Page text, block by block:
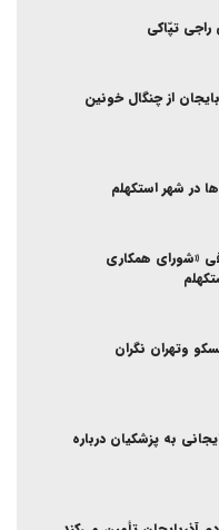
تپّاکی
از چنگال خونین
در شهر استکهلم
«شورای همکاری
وتهران نگران
۵۰۰ فعال آذربایجانی به پزشکیان درباره